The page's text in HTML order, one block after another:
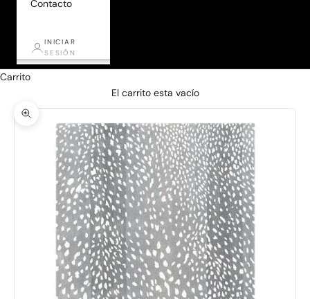
Contacto
INICIAR
SESIÓN
Carrito
El carrito esta vacío
Zoom